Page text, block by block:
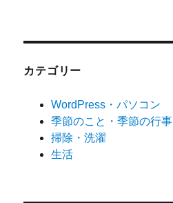
カテゴリー
WordPress・パソコン
季節のこと・季節の行事
掃除・洗濯
生活